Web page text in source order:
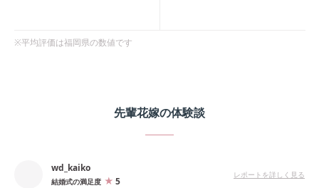
※平均評価は福岡県の数値です
先輩花嫁の体験談
wd_kaiko
結婚式の満足度 5
レポートを詳しく見る